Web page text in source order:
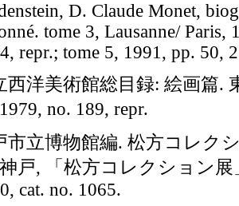
D. Claude Monet,
tome 3, Lausanne/ Paris,
repr.; tome 5, 1991, pp. 50,
西洋美術館総目録: 絵画篇.
no. 189, repr.
市立博物館編. 松方コレク
戸, 「松方コレクション展
cat. no. 1065.